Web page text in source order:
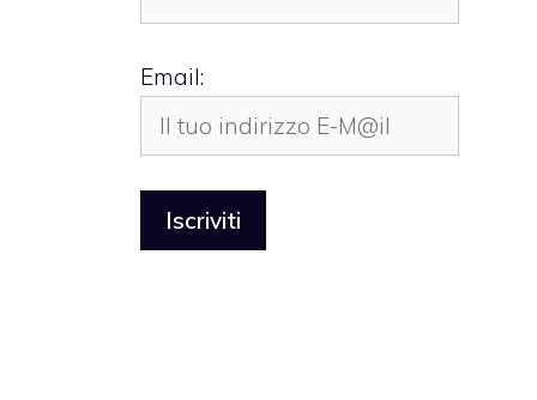
Email: